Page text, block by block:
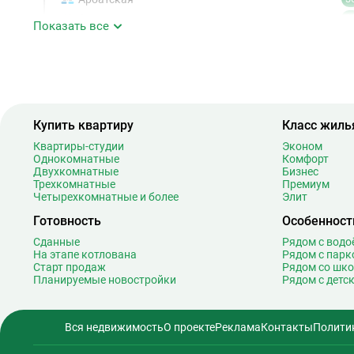
Бауманская
Беломорская
Белорусская
Беляево
Бибирево
Битцевский парк
Борисово
Боровское шоссе
Ботанический сад
Братиславская
Показать все
Купить квартиру
Квартиры-студии
Однокомнатные
Двухкомнатные
Трехкомнатные
Четырехкомнатные и более
Готовность
Сданные
На этапе котлована
Старт продаж
Планируемые новостройки
Класс
Эконом
Комфорт
Бизнес
Премиум
Элит
Рядом с
Рядом с
Рядом со
Рядом с
Вся недвижимостьО проектеРекламаКонтакты